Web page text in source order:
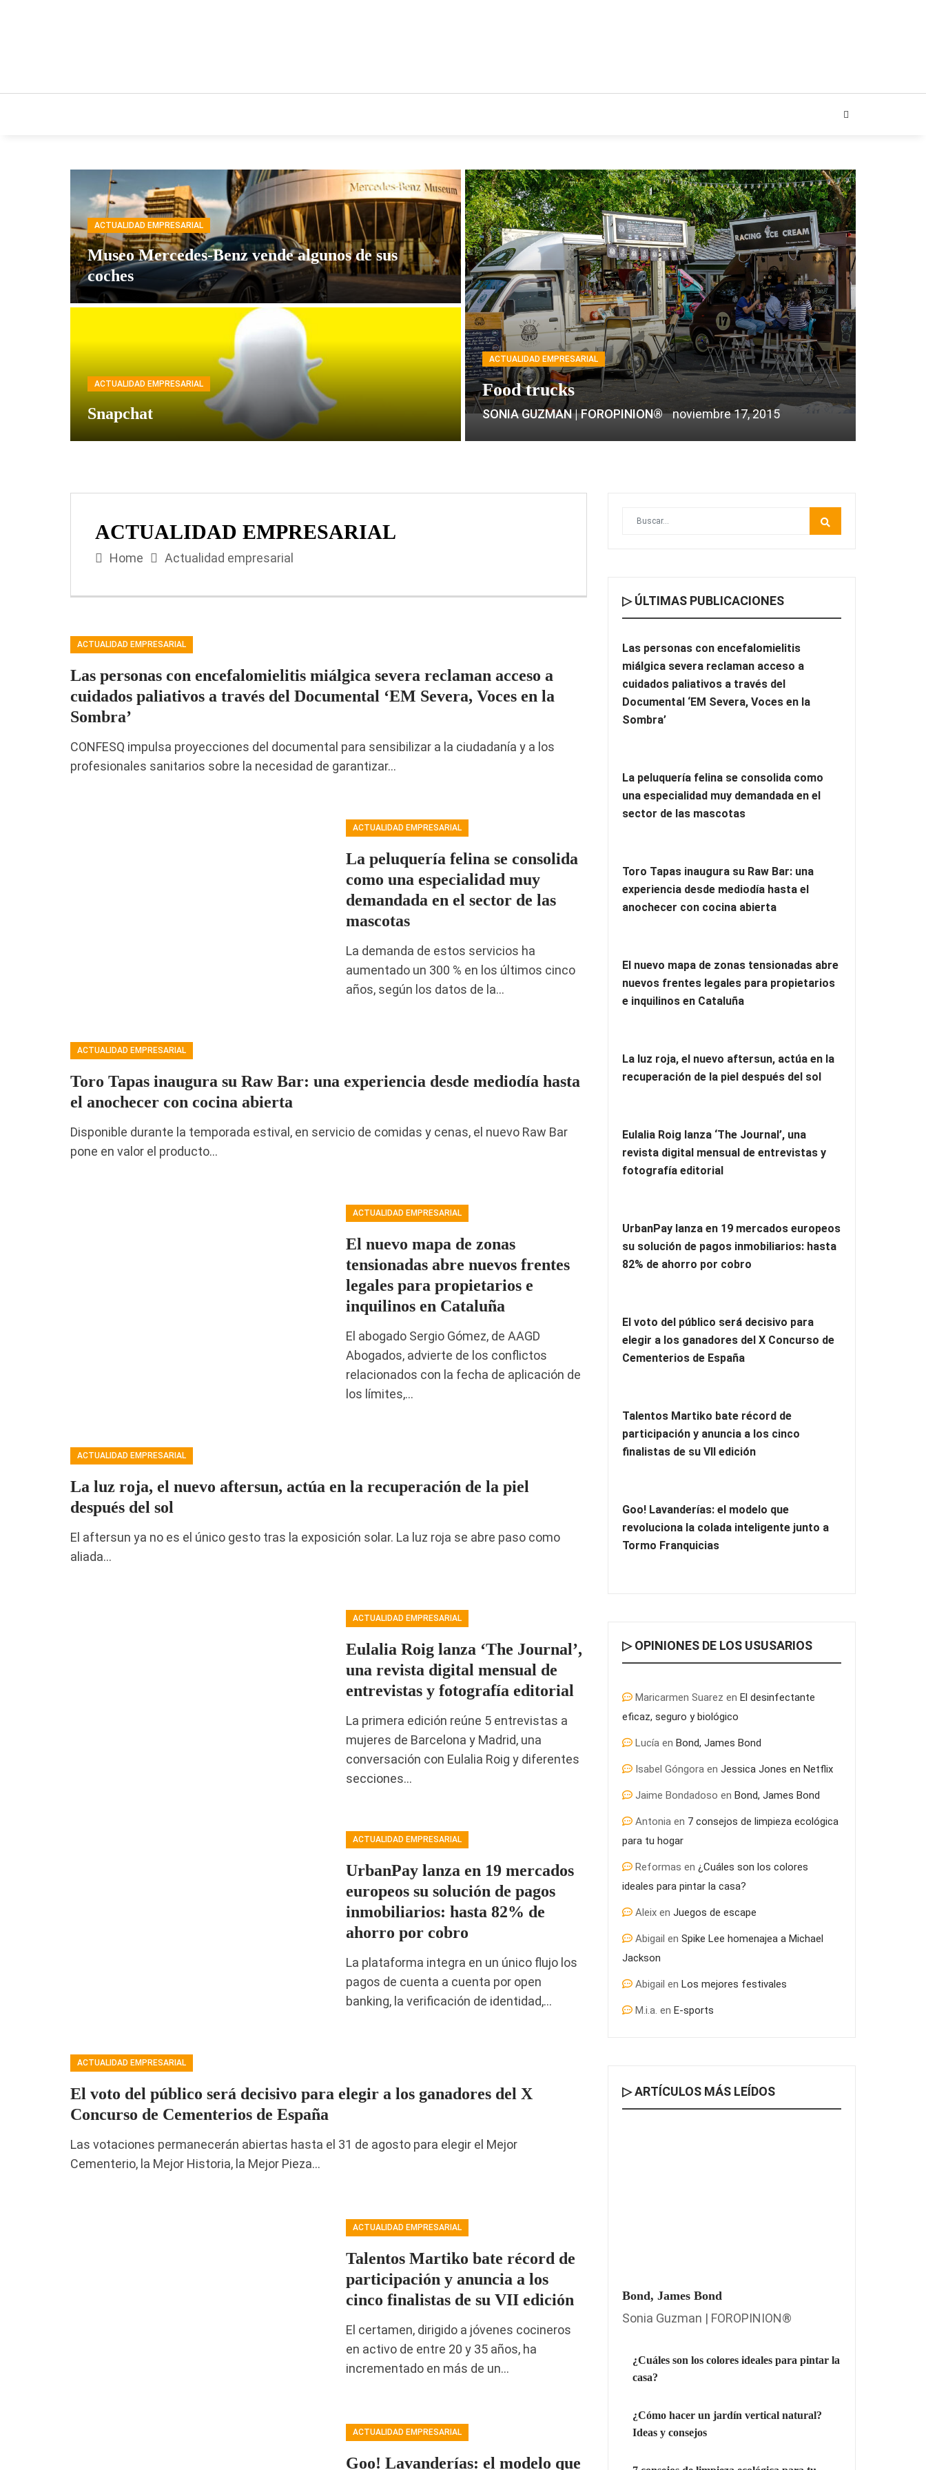
ACTUALIDAD EMPRESARIAL
Museo Mercedes-Benz vende algunos de sus
coches
ACTUALIDAD EMPRESARIAL
Snapchat
ACTUALIDAD EMPRESARIAL
Food trucks
SONIA GUZMAN | FOROPINION® noviembre 17, 2015
ACTUALIDAD EMPRESARIAL
Home Actualidad empresarial
ACTUALIDAD EMPRESARIAL
Las personas con encefalomielitis miálgica severa reclaman acceso a
cuidados paliativos a través del Documental ‘EM Severa, Voces en la
Sombra’
CONFESQ impulsa proyecciones del documental para sensibilizar a la ciudadanía y a los
profesionales sanitarios sobre la necesidad de garantizar…
ACTUALIDAD EMPRESARIAL
La peluquería felina se consolida
como una especialidad muy
demandada en el sector de las
mascotas
La demanda de estos servicios ha
aumentado un 300 % en los últimos cinco
años, según los datos de la…
ACTUALIDAD EMPRESARIAL
Toro Tapas inaugura su Raw Bar: una experiencia desde mediodía hasta
el anochecer con cocina abierta
Disponible durante la temporada estival, en servicio de comidas y cenas, el nuevo Raw Bar
pone en valor el producto…
ACTUALIDAD EMPRESARIAL
El nuevo mapa de zonas
tensionadas abre nuevos frentes
legales para propietarios e
inquilinos en Cataluña
El abogado Sergio Gómez, de AAGD
Abogados, advierte de los conflictos
relacionados con la fecha de aplicación de
los límites,…
ACTUALIDAD EMPRESARIAL
La luz roja, el nuevo aftersun, actúa en la recuperación de la piel
después del sol
El aftersun ya no es el único gesto tras la exposición solar. La luz roja se abre paso como
aliada…
ACTUALIDAD EMPRESARIAL
Eulalia Roig lanza ‘The Journal’,
una revista digital mensual de
entrevistas y fotografía editorial
La primera edición reúne 5 entrevistas a
mujeres de Barcelona y Madrid, una
conversación con Eulalia Roig y diferentes
secciones…
ACTUALIDAD EMPRESARIAL
UrbanPay lanza en 19 mercados
europeos su solución de pagos
inmobiliarios: hasta 82% de
ahorro por cobro
La plataforma integra en un único flujo los
pagos de cuenta a cuenta por open
banking, la verificación de identidad,…
ACTUALIDAD EMPRESARIAL
El voto del público será decisivo para elegir a los ganadores del X
Concurso de Cementerios de España
Las votaciones permanecerán abiertas hasta el 31 de agosto para elegir el Mejor
Cementerio, la Mejor Historia, la Mejor Pieza…
ACTUALIDAD EMPRESARIAL
Talentos Martiko bate récord de
participación y anuncia a los
cinco finalistas de su VII edición
El certamen, dirigido a jóvenes cocineros
en activo de entre 20 y 35 años, ha
incrementado en más de un…
ACTUALIDAD EMPRESARIAL
Goo! Lavanderías: el modelo que
▷ ÚLTIMAS PUBLICACIONES
Las personas con encefalomielitis
miálgica severa reclaman acceso a
cuidados paliativos a través del
Documental ‘EM Severa, Voces en la
Sombra’
La peluquería felina se consolida como
una especialidad muy demandada en el
sector de las mascotas
Toro Tapas inaugura su Raw Bar: una
experiencia desde mediodía hasta el
anochecer con cocina abierta
El nuevo mapa de zonas tensionadas abre
nuevos frentes legales para propietarios
e inquilinos en Cataluña
La luz roja, el nuevo aftersun, actúa en la
recuperación de la piel después del sol
Eulalia Roig lanza ‘The Journal’, una
revista digital mensual de entrevistas y
fotografía editorial
UrbanPay lanza en 19 mercados europeos
su solución de pagos inmobiliarios: hasta
82% de ahorro por cobro
El voto del público será decisivo para
elegir a los ganadores del X Concurso de
Cementerios de España
Talentos Martiko bate récord de
participación y anuncia a los cinco
finalistas de su VII edición
Goo! Lavanderías: el modelo que
revoluciona la colada inteligente junto a
Tormo Franquicias
▷ OPINIONES DE LOS USUSARIOS
Maricarmen Suarez en El desinfectante
eficaz, seguro y biológico
Lucía en Bond, James Bond
Isabel Góngora en Jessica Jones en Netflix
Jaime Bondadoso en Bond, James Bond
Antonia en 7 consejos de limpieza ecológica
para tu hogar
Reformas en ¿Cuáles son los colores
ideales para pintar la casa?
Aleix en Juegos de escape
Abigail en Spike Lee homenajea a Michael
Jackson
Abigail en Los mejores festivales
M.i.a. en E-sports
▷ ARTÍCULOS MÁS LEÍDOS
Bond, James Bond
Sonia Guzman | FOROPINION®
¿Cuáles son los colores ideales para pintar la
casa?
¿Cómo hacer un jardín vertical natural?
Ideas y consejos